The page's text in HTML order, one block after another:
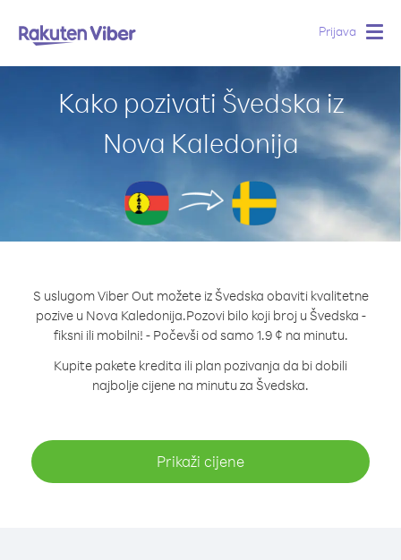
Prijava
Kako pozivati Švedska iz
Nova Kaledonija
S uslugom Viber Out možete iz Švedska obaviti kvalitetne
pozive u Nova Kaledonija.Pozovi bilo koji broj u Švedska -
fiksni ili mobilni! - Počevši od samo 1.9 ¢ na minutu.
Kupite pakete kredita ili plan pozivanja da bi dobili
najbolje cijene na minutu za Švedska.
Prikaži cijene